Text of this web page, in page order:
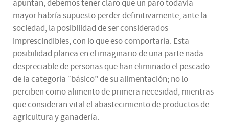
apuntan, debemos tener claro que un paro todavía
mayor habría supuesto perder definitivamente, ante la
sociedad, la posibilidad de ser considerados
imprescindibles, con lo que eso comportaría. Esta
posibilidad planea en el imaginario de una parte nada
despreciable de personas que han eliminado el pescado
de la categoría “básico” de su alimentación; no lo
perciben como alimento de primera necesidad, mientras
que consideran vital el abastecimiento de productos de
agricultura y ganadería.